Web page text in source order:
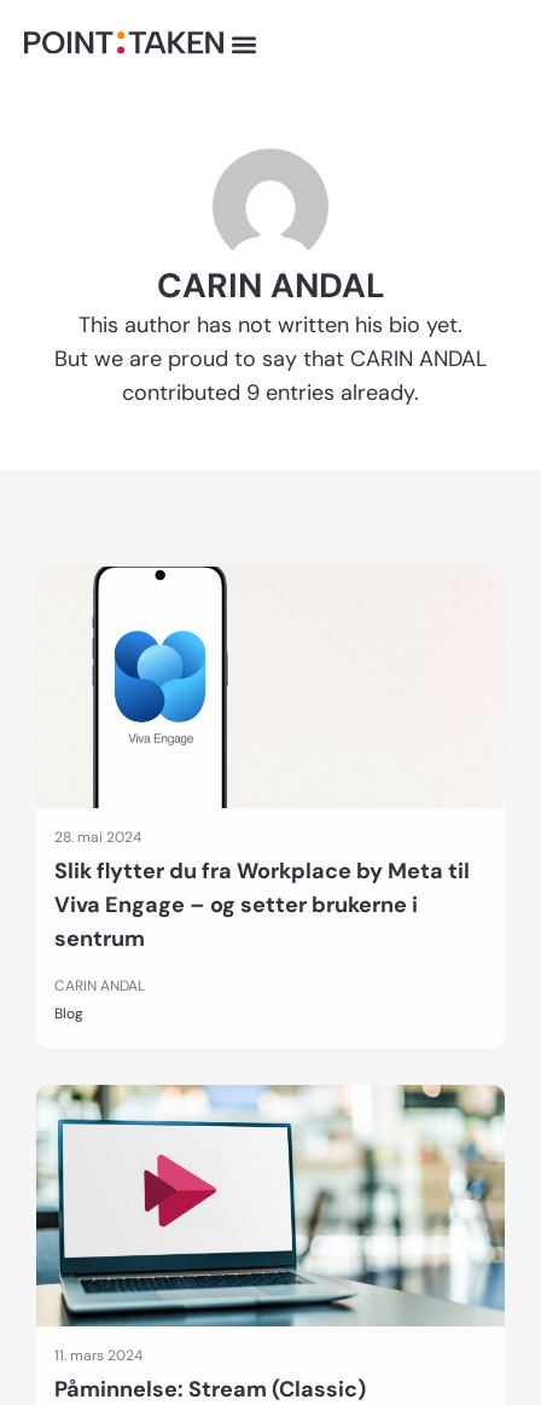
rett
CARIN ANDAL
This author has not written his bio yet.
But we are proud to say that CARIN ANDAL
contributed 9 entries already.
28. mai 2024
Slik flytter du fra Workplace by Meta til
Viva Engage – og setter brukerne i
sentrum
CARIN ANDAL
Blog
11. mars 2024
Påminnelse: Stream (Classic)